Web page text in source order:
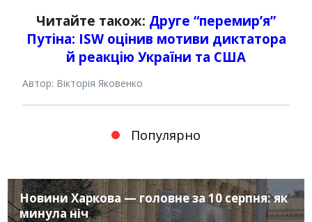
Читайте також: Друге “перемир’я”
Путіна: ISW оцінив мотиви диктатора
й реакцію України та США
Автор: Вікторія Яковенко
Популярно
Новини Харкова — головне за 10 серпня: як
минула ніч